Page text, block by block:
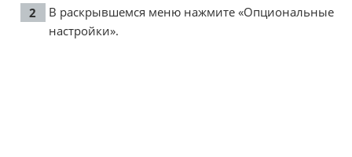
В раскрывшемся меню нажмите «Опциональные
настройки».